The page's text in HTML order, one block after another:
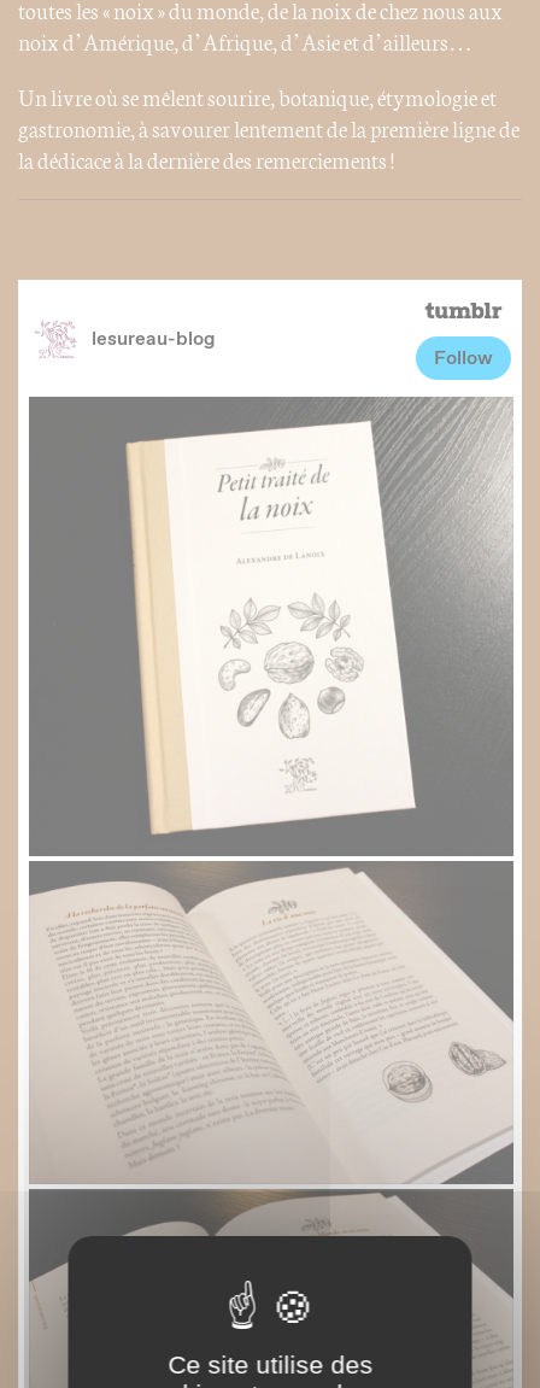
toutes les « noix » du monde, de la noix de chez nous aux
noix d’Amérique, d’Afrique, d’Asie et d’ailleurs…
Un livre où se mêlent sourire, botanique, étymologie et
gastronomie, à savourer lentement de la première ligne de
la dédicace à la dernière des remerciements !
Ce site utilise des